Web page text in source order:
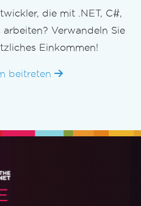
die mit .NET, C#,
Verwandeln Sie
Einkommen!
beitreten